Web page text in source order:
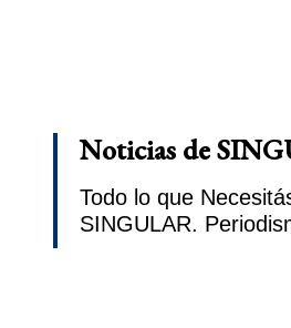
Noticias de
Todo lo que
SINGULAR.